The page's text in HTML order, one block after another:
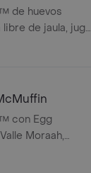
de huevos
de jaula, jugo
de manzana
con Egg
Moraah,
juguete.